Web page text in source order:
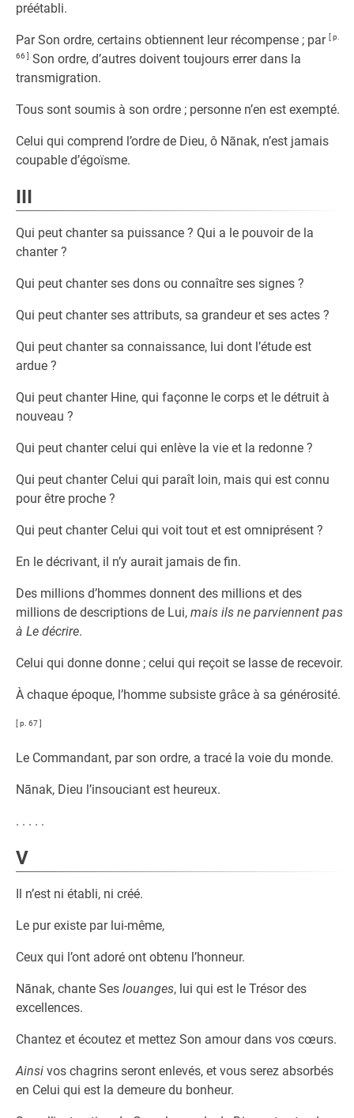
préétabli.
Par Son ordre, certains obtiennent leur récompense ; par [ p.
66 ] Son ordre, d’autres doivent toujours errer dans la
transmigration.
Tous sont soumis à son ordre ; personne n’en est exempté.
Celui qui comprend l’ordre de Dieu, ô Nānak, n’est jamais
coupable d’égoïsme.
III
Qui peut chanter sa puissance ? Qui a le pouvoir de la
chanter ?
Qui peut chanter ses dons ou connaître ses signes ?
Qui peut chanter ses attributs, sa grandeur et ses actes ?
Qui peut chanter sa connaissance, lui dont l’étude est
ardue ?
Qui peut chanter Hine, qui façonne le corps et le détruit à
nouveau ?
Qui peut chanter celui qui enlève la vie et la redonne ?
Qui peut chanter Celui qui paraît loin, mais qui est connu
pour être proche ?
Qui peut chanter Celui qui voit tout et est omniprésent ?
En le décrivant, il n’y aurait jamais de fin.
Des millions d’hommes donnent des millions et des
millions de descriptions de Lui, mais ils ne parviennent pas
à Le décrire.
Celui qui donne donne ; celui qui reçoit se lasse de recevoir.
À chaque époque, l’homme subsiste grâce à sa générosité.
[ p. 67 ]
Le Commandant, par son ordre, a tracé la voie du monde.
Nānak, Dieu l’insouciant est heureux.
. . . . .
V
Il n’est ni établi, ni créé.
Le pur existe par lui-même,
Ceux qui l’ont adoré ont obtenu l’honneur.
Nānak, chante Ses louanges, lui qui est le Trésor des
excellences.
Chantez et écoutez et mettez Son amour dans vos cœurs.
Ainsi vos chagrins seront enlevés, et vous serez absorbés
en Celui qui est la demeure du bonheur.